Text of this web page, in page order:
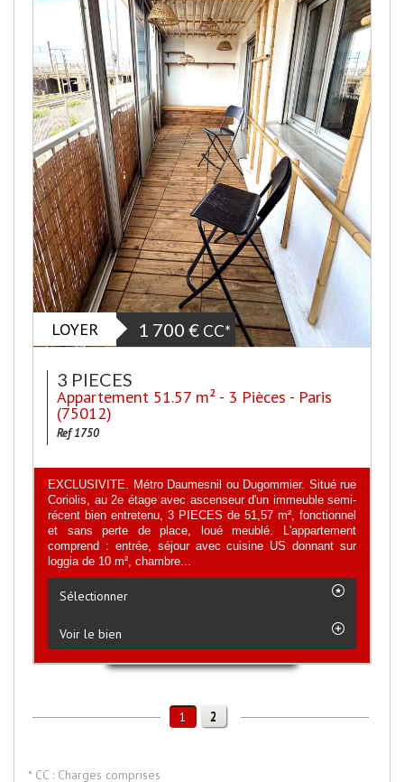
LOYER 1 700 € CC*
3 PIECES
Appartement 51.57 m² - 3 Pièces - Paris
(75012)
Ref 1750
EXCLUSIVITE. Métro Daumesnil ou Dugommier. Situé rue
Coriolis, au 2e étage avec ascenseur d'un immeuble semi-
récent bien entretenu, 3 PIECES de 51,57 m², fonctionnel
et sans perte de place, loué meublé. L'appartement
comprend : entrée, séjour avec cuisine US donnant sur
loggia de 10 m², chambre...
Sélectionner
Voir le bien
1 2
* CC : Charges comprises